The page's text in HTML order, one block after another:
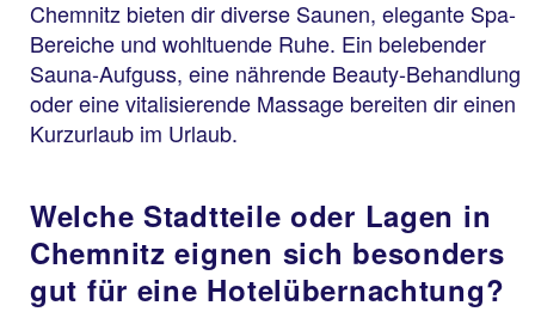
Chemnitz bieten dir diverse Saunen, elegante Spa-
Bereiche und wohltuende Ruhe. Ein belebender
Sauna-Aufguss, eine nährende Beauty-Behandlung
oder eine vitalisierende Massage bereiten dir einen
Kurzurlaub im Urlaub.
Welche Stadtteile oder Lagen in
Chemnitz eignen sich besonders
gut für eine Hotelübernachtung?